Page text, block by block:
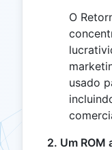
O
usado
2. Um ROM